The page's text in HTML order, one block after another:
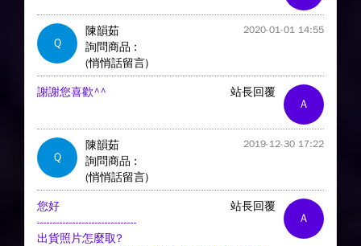
Q
陳韻茹 2020-01-01 14:55
詢問商品 :
(悄悄話留言)
A
站長回覆
謝謝您喜歡^^
Q
陳韻茹 2019-12-30 17:22
詢問商品 :
(悄悄話留言)
A
站長回覆
您好
-------------------------------
出貨照片怎麼取?